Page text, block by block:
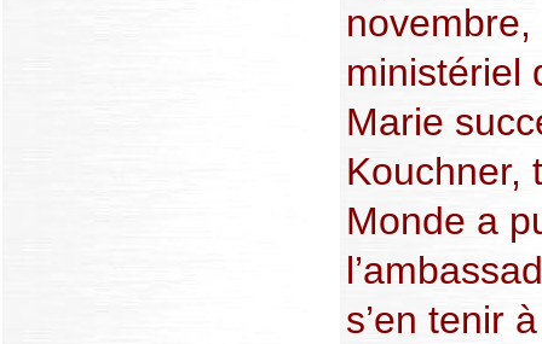
ministériel
Marie
Kouchner,
Monde a
s’en tenir